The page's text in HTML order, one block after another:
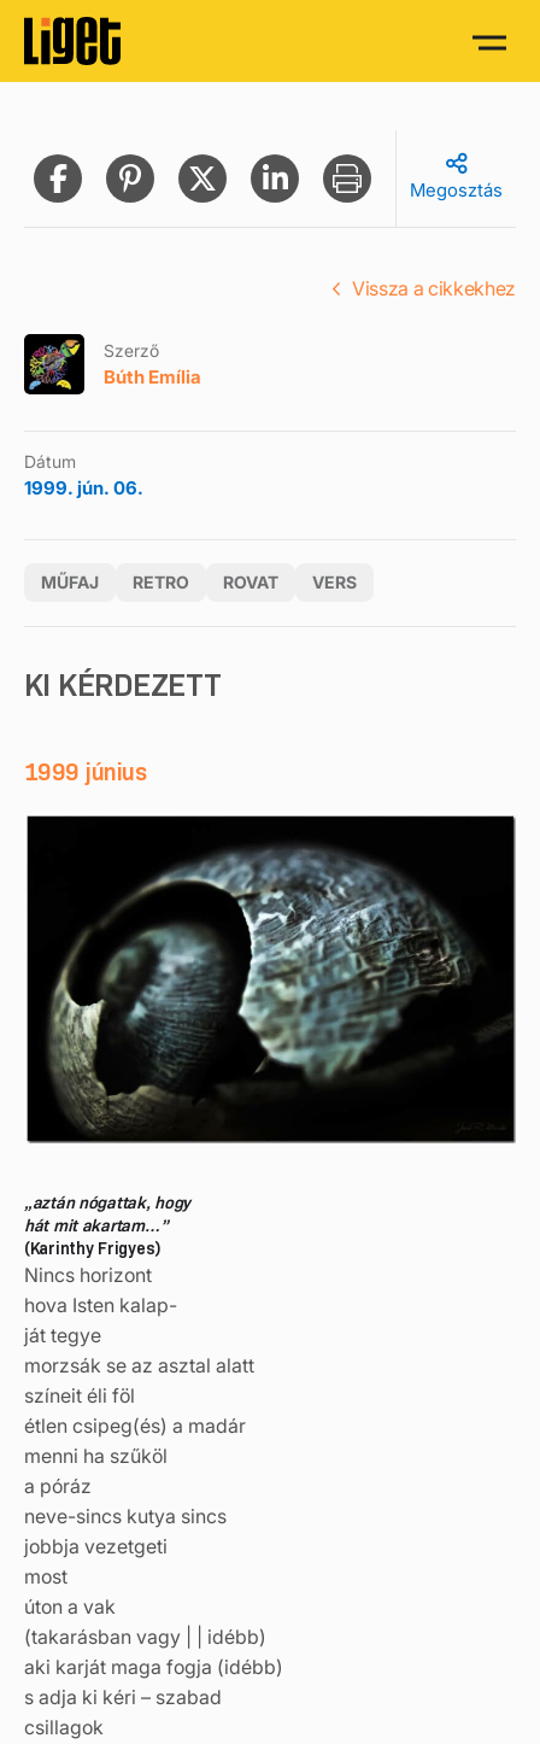
Megosztás
Szerző
Búth Emília
Dátum
1999. jún. 06.
MŰFAJ RETRO ROVAT VERS
Vissza a cikkekhez
KI KÉRDEZETT
1999 június
„aztán nógattak, hogy
hát mit akartam…”
(Karinthy Frigyes)
Nincs horizont
hova Isten kalap-
ját tegye
morzsák se az asztal alatt
színeit éli föl
étlen csipeg(és) a madár
menni ha szűköl
a póráz
neve-sincs kutya sincs
jobbja vezetgeti
most
úton a vak
(takarásban vagy | | idébb)
aki karját maga fogja (idébb)
s adja ki kéri – szabad
csillagok